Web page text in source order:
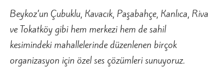
Beykoz’un Çubuklu, Kavacık, Paşabahçe, Kanlıca, Riva
ve Tokatköy gibi hem merkezi hem de sahil
kesimindeki mahallelerinde düzenlenen birçok
organizasyon için özel ses çözümleri sunuyoruz.